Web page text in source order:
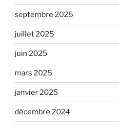
septembre 2025
juillet 2025
juin 2025
mars 2025
janvier 2025
décembre 2024